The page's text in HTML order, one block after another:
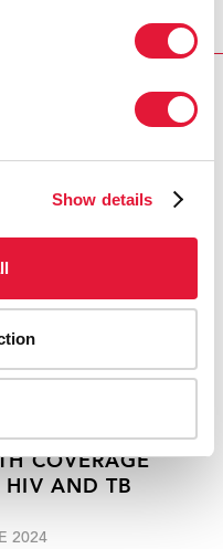
Show details
COVERAGE
HIV AND TB
2024